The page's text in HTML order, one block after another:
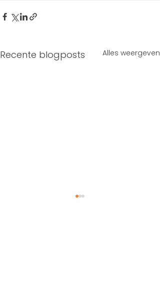
Recente blogposts Alles weergeven